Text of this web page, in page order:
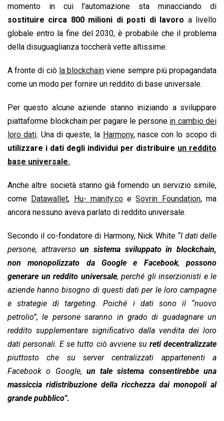
o
k
p
n
s
n
k
momento in cui l’automazione sta minacciando di
sostituire circa 800 milioni di posti di lavoro a livello
globale entro la fine del 2030, è probabile che il problema
della disuguaglianza toccherà vette altissime.
A fronte di ciò la blockchain viene sempre più propagandata
come un modo per fornire un reddito di base universale.
Per questo alcune aziende stanno iniziando a sviluppare
piattaforme blockchain per pagare le persone in cambio dei
loro dati. Una di queste, la Harmony, nasce con lo scopo di
utilizzare i dati degli individui per distribuire un reddito
base universale.
Anche altre società stanno già fornendo un servizio simile,
come Datawallet, Hu- manity.coeSovrin Foundation, ma
ancora nessuno aveva parlato di reddito universale.
Secondo il co-fondatore di Harmony, Nick White“I dati delle
persone, attraversoun sistema sviluppato in blockchain,
non monopolizzato da Google e Facebook, possono
generare un reddito universale, perché gli inserzionisti e le
aziende hanno bisogno di questi dati per le loro campagne
e strategie di targeting. Poiché i dati sono il “nuovo
petrolio”, le persone saranno in grado di guadagnare un
reddito supplementare significativo dalla vendita dei loro
dati personali. E se tutto ciò avviene su reti decentralizzate
piuttosto che su server centralizzati appartenenti a
Facebook o Google, un tale sistema consentirebbe una
massiccia ridistribuzione della ricchezza dai monopoli al
grande pubblico”.